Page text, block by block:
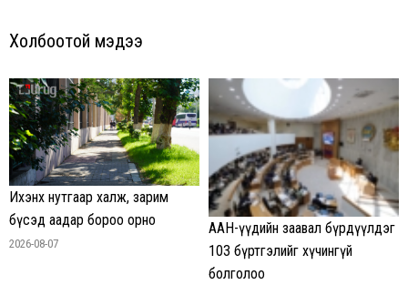
Холбоотой мэдээ
Ихэнх нутгаар халж, зарим
бүсэд аадар бороо орно
2026-08-07
ААН-үүдийн заавал бүрдүүлдэг
103 бүртгэлийг хүчингүй
болголоо